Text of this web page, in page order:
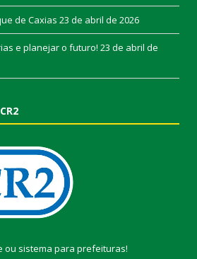
de Caxias 23 de abril de 2026
e planejar o futuro! 23 de abril de
ou sistema para prefeituras!